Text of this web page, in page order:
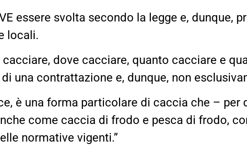
essere svolta secondo la legge e, dunque,
locali.
dove cacciare, quanto cacciare e
una contrattazione e, dunque, non
è una forma particolare di caccia che – per
come caccia di frodo e pesca di frodo,
normative vigenti.”